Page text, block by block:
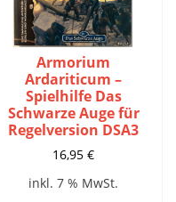
Armorium
Ardariticum –
Spielhilfe Das
Schwarze Auge für
Regelversion DSA3
16,95€
inkl. 7 % MwSt.